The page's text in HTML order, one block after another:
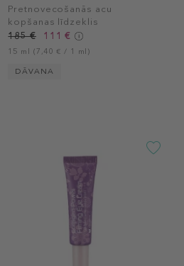
Pretnovecošanās acu
kopšanas līdzeklis
185 €
111 €
15 ml (7,40 € / 1 ml)
DĀVANA